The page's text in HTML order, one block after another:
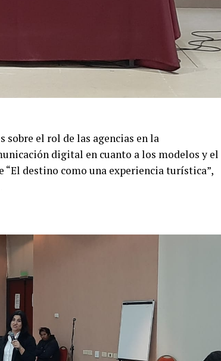
sobre el rol de las agencias en la
digital en cuanto a los modelos y el
destino como una experiencia turística”,